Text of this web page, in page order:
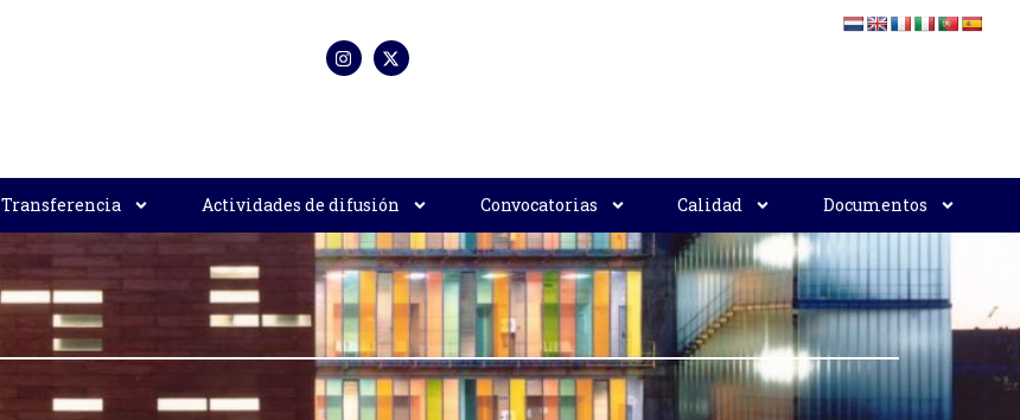
Transferencia Actividades de difusión Convocatorias Calidad Documentos